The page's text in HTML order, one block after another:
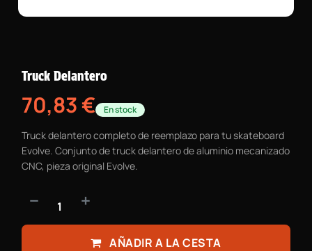
Truck Delantero
70,83€ En stock
Truck delantero completo de reemplazo para tu skateboard
Evolve. Conjunto de truck delantero de aluminio mecanizado
CNC, pieza original Evolve.
AÑADIR A LA CESTA